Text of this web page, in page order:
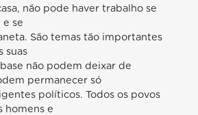
não pode haver trabalho se
e se
São temas tão importantes
suas
não podem deixar de
permanecer só
políticos. Todos os povos
homens e